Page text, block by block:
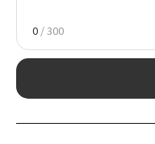
0 / 300